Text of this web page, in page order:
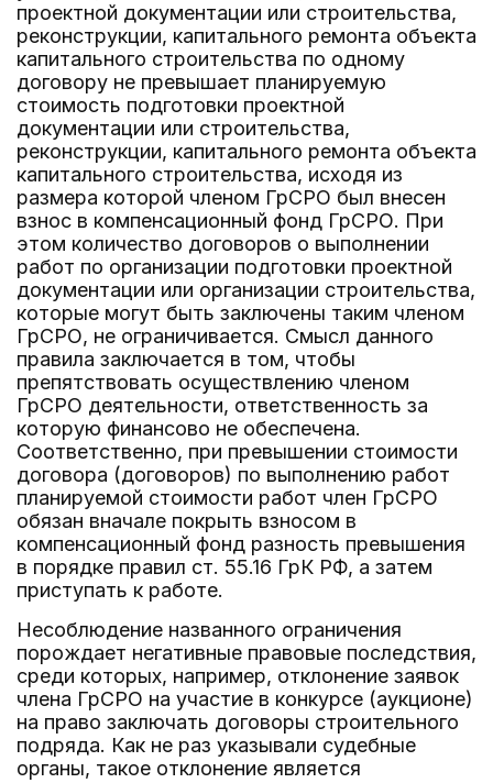
проектной документации или строительства,
реконструкции, капитального ремонта объекта
капитального строительства по одному
договору не превышает планируемую
стоимость подготовки проектной
документации или строительства,
реконструкции, капитального ремонта объекта
капитального строительства, исходя из
размера которой членом ГрСРО был внесен
взнос в компенсационный фонд ГрСРО. При
этом количество договоров о выполнении
работ по организации подготовки проектной
документации или организации строительства,
которые могут быть заключены таким членом
ГрСРО, не ограничивается. Смысл данного
правила заключается в том, чтобы
препятствовать осуществлению членом
ГрСРО деятельности, ответственность за
которую финансово не обеспечена.
Соответственно, при превышении стоимости
договора (договоров) по выполнению работ
планируемой стоимости работ член ГрСРО
обязан вначале покрыть взносом в
компенсационный фонд разность превышения
в порядке правил ст. 55.16 ГрК РФ, а затем
приступать к работе.
Несоблюдение названного ограничения
порождает негативные правовые последствия,
среди которых, например, отклонение заявок
члена ГрСРО на участие в конкурсе (аукционе)
на право заключать договоры строительного
подряда. Как не раз указывали судебные
органы, такое отклонение является